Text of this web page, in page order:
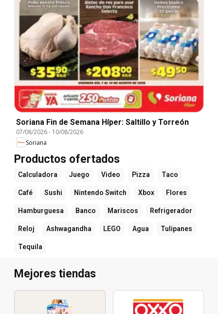
Soriana Fin de Semana Híper: Saltillo y Torreón
07/08/2026- 10/08/2026
Soriana
Productos ofertados
Calculadora Juego Video Pizza Taco
Café Sushi Nintendo Switch Xbox Flores
Hamburguesa Banco Mariscos Refrigerador
Reloj Ashwagandha LEGO Agua Tulipanes
Tequila
Mejores tiendas